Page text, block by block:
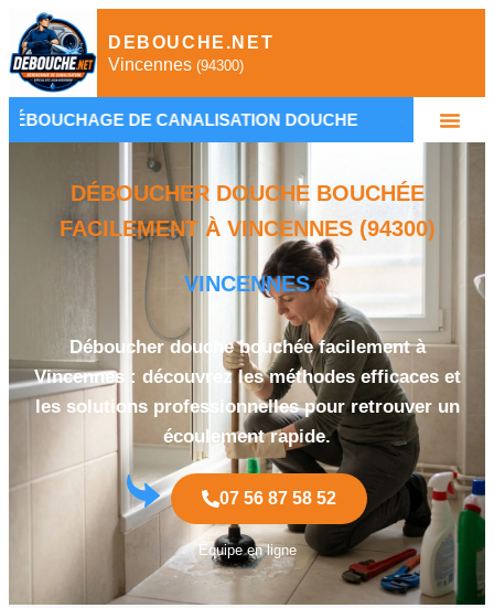
DEBOUCHE.NET
Vincennes (94300)
DE CANALISATION DOUCHE • PLOMBIER
DÉBOUCHER DOUCHE BOUCHÉE
FACILEMENT À VINCENNES (94300)
VINCENNES
Déboucher douche bouchée facilement à
Vincennes : découvrez les méthodes efficaces et
les solutions professionnelles pour retrouver un
écoulement rapide.
07 56 87 58 52
Équipe en ligne